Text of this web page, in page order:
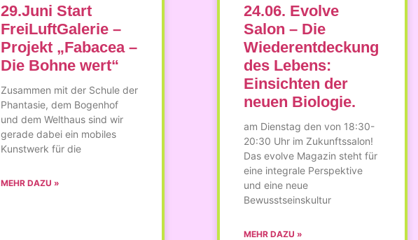
29.Juni Start
FreiLuftGalerie –
Projekt „Fabacea –
Die Bohne wert“
Zusammen mit der Schule der
Phantasie, dem Bogenhof
und dem Welthaus sind wir
gerade dabei ein mobiles
Kunstwerk für die
MEHR DAZU »
24.06. Evolve
Salon – Die
Wiederentdeckung
des Lebens:
Einsichten der
neuen Biologie.
am Dienstag den von 18:30-
20:30 Uhr im Zukunftssalon!
Das evolve Magazin steht für
eine integrale Perspektive
und eine neue
Bewusstseinskultur
MEHR DAZU »